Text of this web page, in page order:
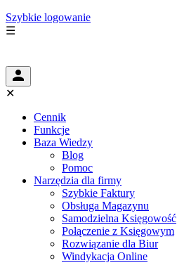
Szybkie logowanie
☰
✕
Cennik
Funkcje
Baza Wiedzy
Blog
Pomoc
Narzędzia dla firmy
Szybkie Faktury
Obsługa Magazynu
Samodzielna Księgowość
Połączenie z Księgowym
Rozwiązanie dla Biur
Windykacja Online